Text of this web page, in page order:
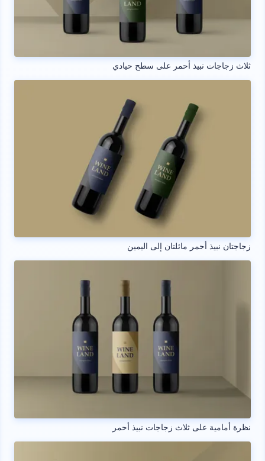
ثلاث زجاجات نبيذ أحمر على سطح حيادي
زجاجتان نبيذ أحمر مائلتان إلى اليمين
نظرة أمامية على ثلاث زجاجات نبيذ أحمر